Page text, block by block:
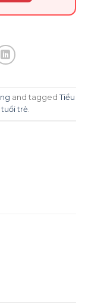
and tagged Tiểu
,tuổi trẻ